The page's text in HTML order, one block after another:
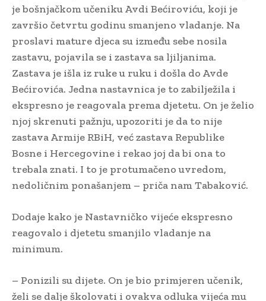
je bošnjačkom učeniku Avdi Bećiroviću, koji je
završio četvrtu godinu smanjeno vladanje. Na
proslavi mature djeca su između sebe nosila
zastavu, pojavila se i zastava sa ljiljanima.
Zastava je išla iz ruke u ruku i došla do Avde
Bećirovića. Jedna nastavnica je to zabilježila i
ekspresno je reagovala prema djetetu. On je želio
njoj skrenuti pažnju, upozoriti je da to nije
zastava Armije RBiH, već zastava Republike
Bosne i Hercegovine i rekao joj da bi ona to
trebala znati. I to je protumačeno uvredom,
nedoličnim ponašanjem – priča nam Tabaković.
Dodaje kako je Nastavničko vijeće ekspresno
reagovalo i djetetu smanjilo vladanje na
minimum.
– Ponizili su dijete. On je bio primjeren učenik,
želi se dalje školovati i ovakva odluka vijeća mu